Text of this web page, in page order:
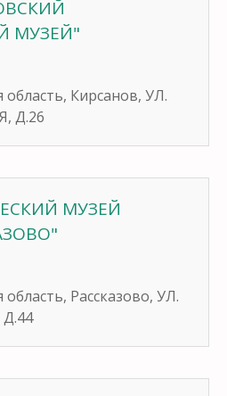
МУЗЕЙ"
область, Кирсанов, УЛ.
Д.26
МУЗЕЙ
Рассказово, УЛ.